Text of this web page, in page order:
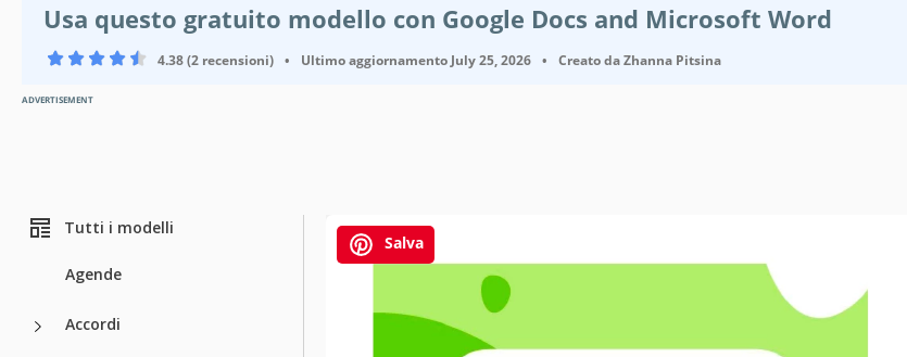
Usa questo gratuito modello con Google Docs and Microsoft Word
4.38 (2 recensioni) • Ultimo aggiornamento July 25, 2026 • Creato daZhanna Pitsina
ADVERTISEMENT
Tutti i modelli
Agende
Accordi
Salva